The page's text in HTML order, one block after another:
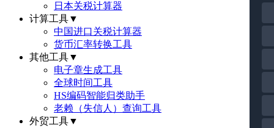
日本关税计算器
计算工具▼
中国进口关税计算器
货币汇率转换工具
其他工具▼
电子章生成工具
全球时间工具
HS编码智能归类助手
老赖（失信人）查询工具
外贸工具▼